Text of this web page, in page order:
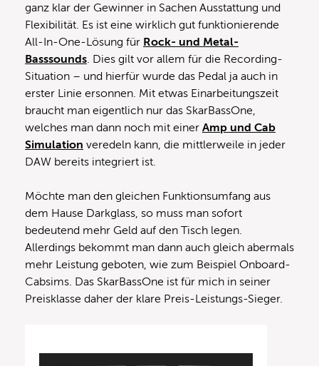
ganz klar der Gewinner in Sachen Ausstattung und
Flexibilität. Es ist eine wirklich gut funktionierende
All-In-One-Lösung für Rock- und Metal-
Basssounds. Dies gilt vor allem für die Recording-
Situation – und hierfür wurde das Pedal ja auch in
erster Linie ersonnen. Mit etwas Einarbeitungszeit
braucht man eigentlich nur das SkarBassOne,
welches man dann noch mit einer Amp und Cab
Simulation veredeln kann, die mittlerweile in jeder
DAW bereits integriert ist.
Möchte man den gleichen Funktionsumfang aus
dem Hause Darkglass, so muss man sofort
bedeutend mehr Geld auf den Tisch legen.
Allerdings bekommt man dann auch gleich abermals
mehr Leistung geboten, wie zum Beispiel Onboard-
Cabsims. Das SkarBassOne ist für mich in seiner
Preisklasse daher der klare Preis-Leistungs-Sieger.